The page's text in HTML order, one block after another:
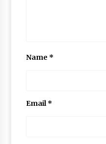
Name *
Email*